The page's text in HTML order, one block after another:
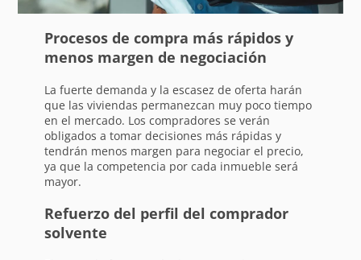
Procesos de compra más rápidos y
menos margen de negociación
La fuerte demanda y la escasez de oferta harán
que las viviendas permanezcan muy poco tiempo
en el mercado. Los compradores se verán
obligados a tomar decisiones más rápidas y
tendrán menos margen para negociar el precio,
ya que la competencia por cada inmueble será
mayor.
Refuerzo del perfil del comprador
solvente